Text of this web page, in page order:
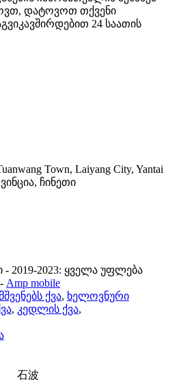
დატოვოთ თქვენი
24 საათის
Town, Laiyang City, Yantai
ჩინეთი
2019-2023: ყველა უფლება
- Amp mobile
ქვა, ხელოვნური
, კედლის ქვა,
石波